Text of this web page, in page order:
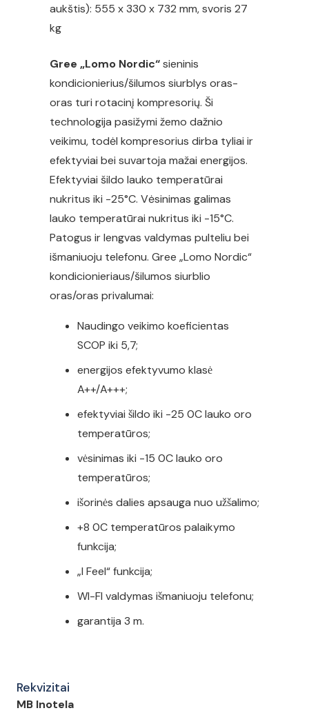
aukštis): 555 x 330 x 732 mm, svoris 27
kg
Gree „Lomo Nordic“sieninis
kondicionierius/šilumos siurblys oras-
oras turi rotacinį kompresorių. Ši
technologija pasižymi žemo dažnio
veikimu, todėl kompresorius dirba tyliai ir
efektyviai bei suvartoja mažai energijos.
Efektyviai šildo lauko temperatūrai
nukritus iki -25°C. Vėsinimas galimas
lauko temperatūrai nukritus iki -15°C.
Patogus ir lengvas valdymas pulteliu bei
išmaniuoju telefonu. Gree „Lomo Nordic“
kondicionieriaus/šilumos siurblio
oras/oras privalumai:
Naudingo veikimo koeficientas
SCOP iki 5,7;
energijos efektyvumo klasė
A++/A+++;
efektyviai šildo iki -25 0C lauko oro
temperatūros;
vėsinimas iki -15 0C lauko oro
temperatūros;
išorinės dalies apsauga nuo užšalimo;
+8 0C temperatūros palaikymo
funkcija;
„I Feel“ funkcija;
WI-FI valdymas išmaniuoju telefonu;
garantija 3 m.
Rekvizitai
MB Inotela